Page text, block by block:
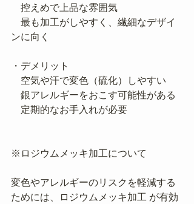
控えめで上品な雰囲気
最も加工がしやすく、繊細なデザイ
ンに向く
・デメリット
空気や汗で変色（硫化）しやすい
銀アレルギーをおこす可能性がある
定期的なお手入れが必要
※ロジウムメッキ加工について
変色やアレルギーのリスクを軽減する
ためには、ロジウムメッキ加工 が有効